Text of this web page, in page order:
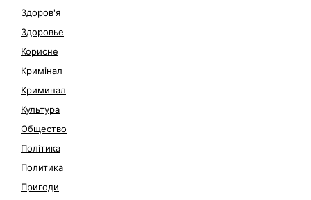
Здоров'я
Здоровье
Корисне
Кримінал
Криминал
Культура
Общество
Політика
Политика
Пригоди